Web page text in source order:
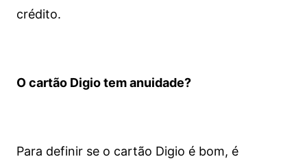
crédito.
O cartão Digio tem anuidade?
Para definir se o cartão Digio é bom, é